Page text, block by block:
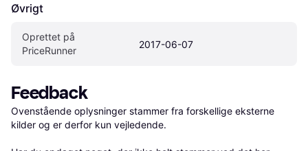
Øvrigt
Oprettet på
PriceRunner
2017-06-07
Feedback
Ovenstående oplysninger stammer fra forskellige eksterne
kilder og er derfor kun vejledende.